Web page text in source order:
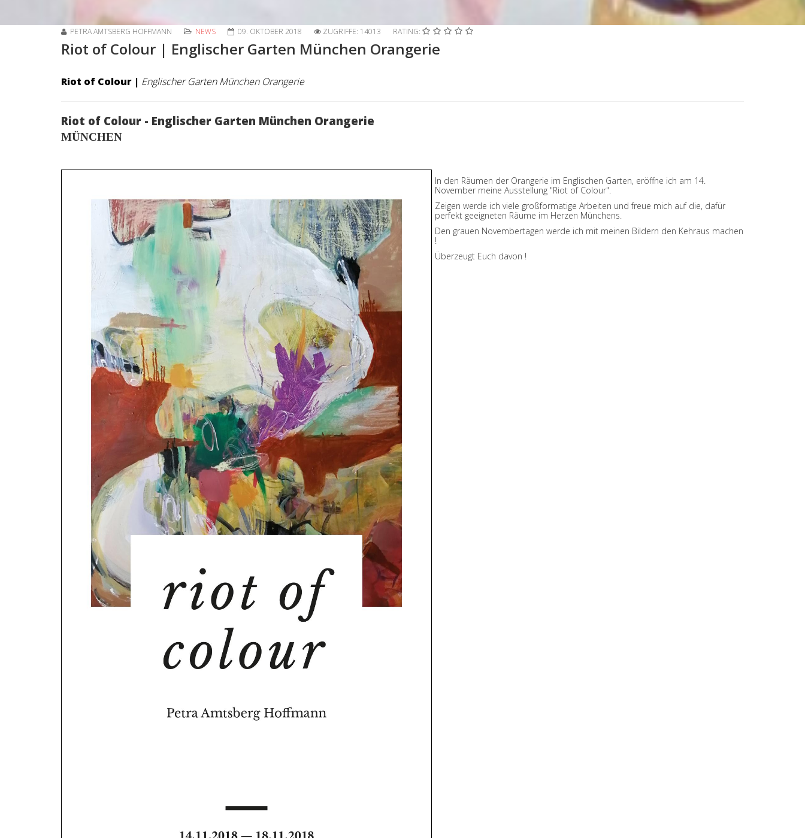
PETRA AMTSBERG HOFFMANN NEWS 09. OKTOBER 2018 ZUGRIFFE: 14013 RATING:
Riot of Colour | Englischer Garten München Orangerie
Riot of Colour | Englischer Garten München Orangerie
Riot of Colour - Englischer Garten München Orangerie
MÜNCHEN
In den Räumen der Orangerie im Englischen Garten, eröffne ich am 14.
November meine Ausstellung "Riot of Colour".
Zeigen werde ich viele großformatige Arbeiten und freue mich auf die, dafür
perfekt geeigneten Räume im Herzen Münchens.
Den grauen Novembertagen werde ich mit meinen Bildern den Kehraus machen
!
Überzeugt Euch davon !